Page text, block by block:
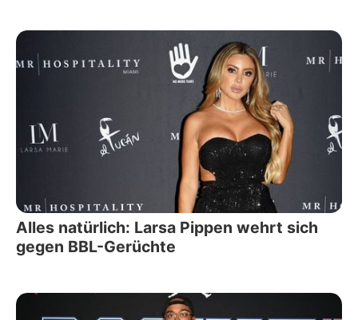
Alles natürlich: Larsa Pippen wehrt sich
gegen BBL-Gerüchte